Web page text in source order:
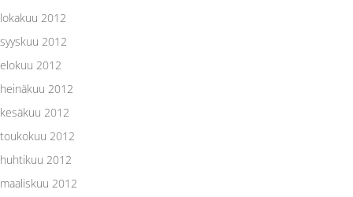
lokakuu 2012
syyskuu 2012
elokuu 2012
heinäkuu 2012
kesäkuu 2012
toukokuu 2012
huhtikuu 2012
maaliskuu 2012